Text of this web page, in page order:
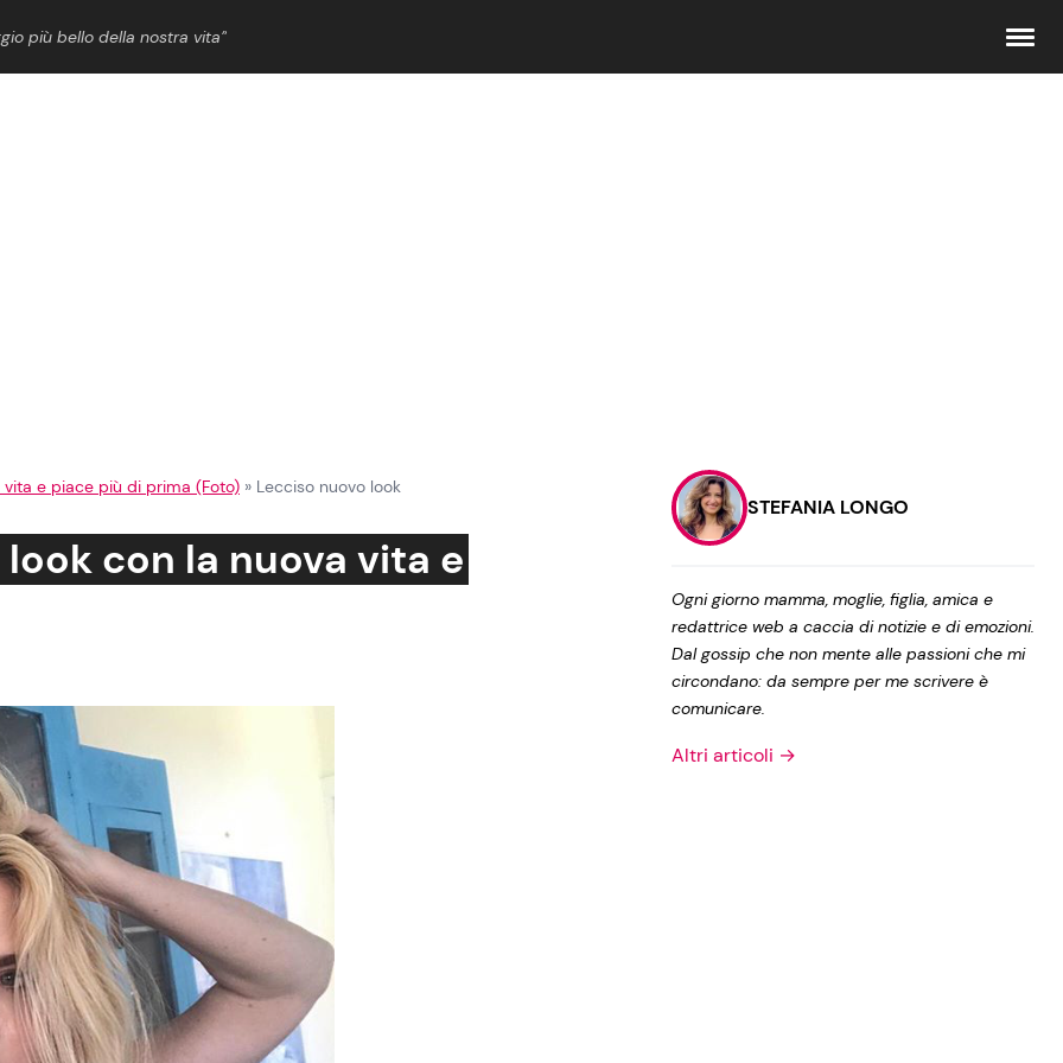
più bello della nostra vita”
Le Ricette in TV
Primi Piatti
Ricette Facili e Veloci
Ricette Feste
Ricette per Bambini
Contattaci
Pubblicità
Privacy Policy
e piace più di prima (Foto) » Lecciso nuovo look
con la nuova vita e
STEFANIA LONGO
Ogni giorno mamma, moglie, figlia, amica e
redattrice web a caccia di notizie e di emozioni.
Dal gossip che non mente alle passioni che mi
circondano: da sempre per me scrivere è
comunicare.
Altri articoli →